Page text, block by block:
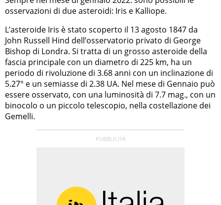
osservazioni di due asteroidi: Iris e Kalliope.
L’asteroide Iris è stato scoperto il 13 agosto 1847 da
John Russell Hind dell’osservatorio privato di George
Bishop di Londra. Si tratta di un grosso asteroide della
fascia principale con un diametro di 225 km, ha un
periodo di rivoluzione di 3.68 anni con un inclinazione di
5.27° e un semiasse di 2.38 UA. Nel mese di Gennaio può
essere osservato, con una luminosità di 7.7 mag., con un
binocolo o un piccolo telescopio, nella costellazione dei
Gemelli.